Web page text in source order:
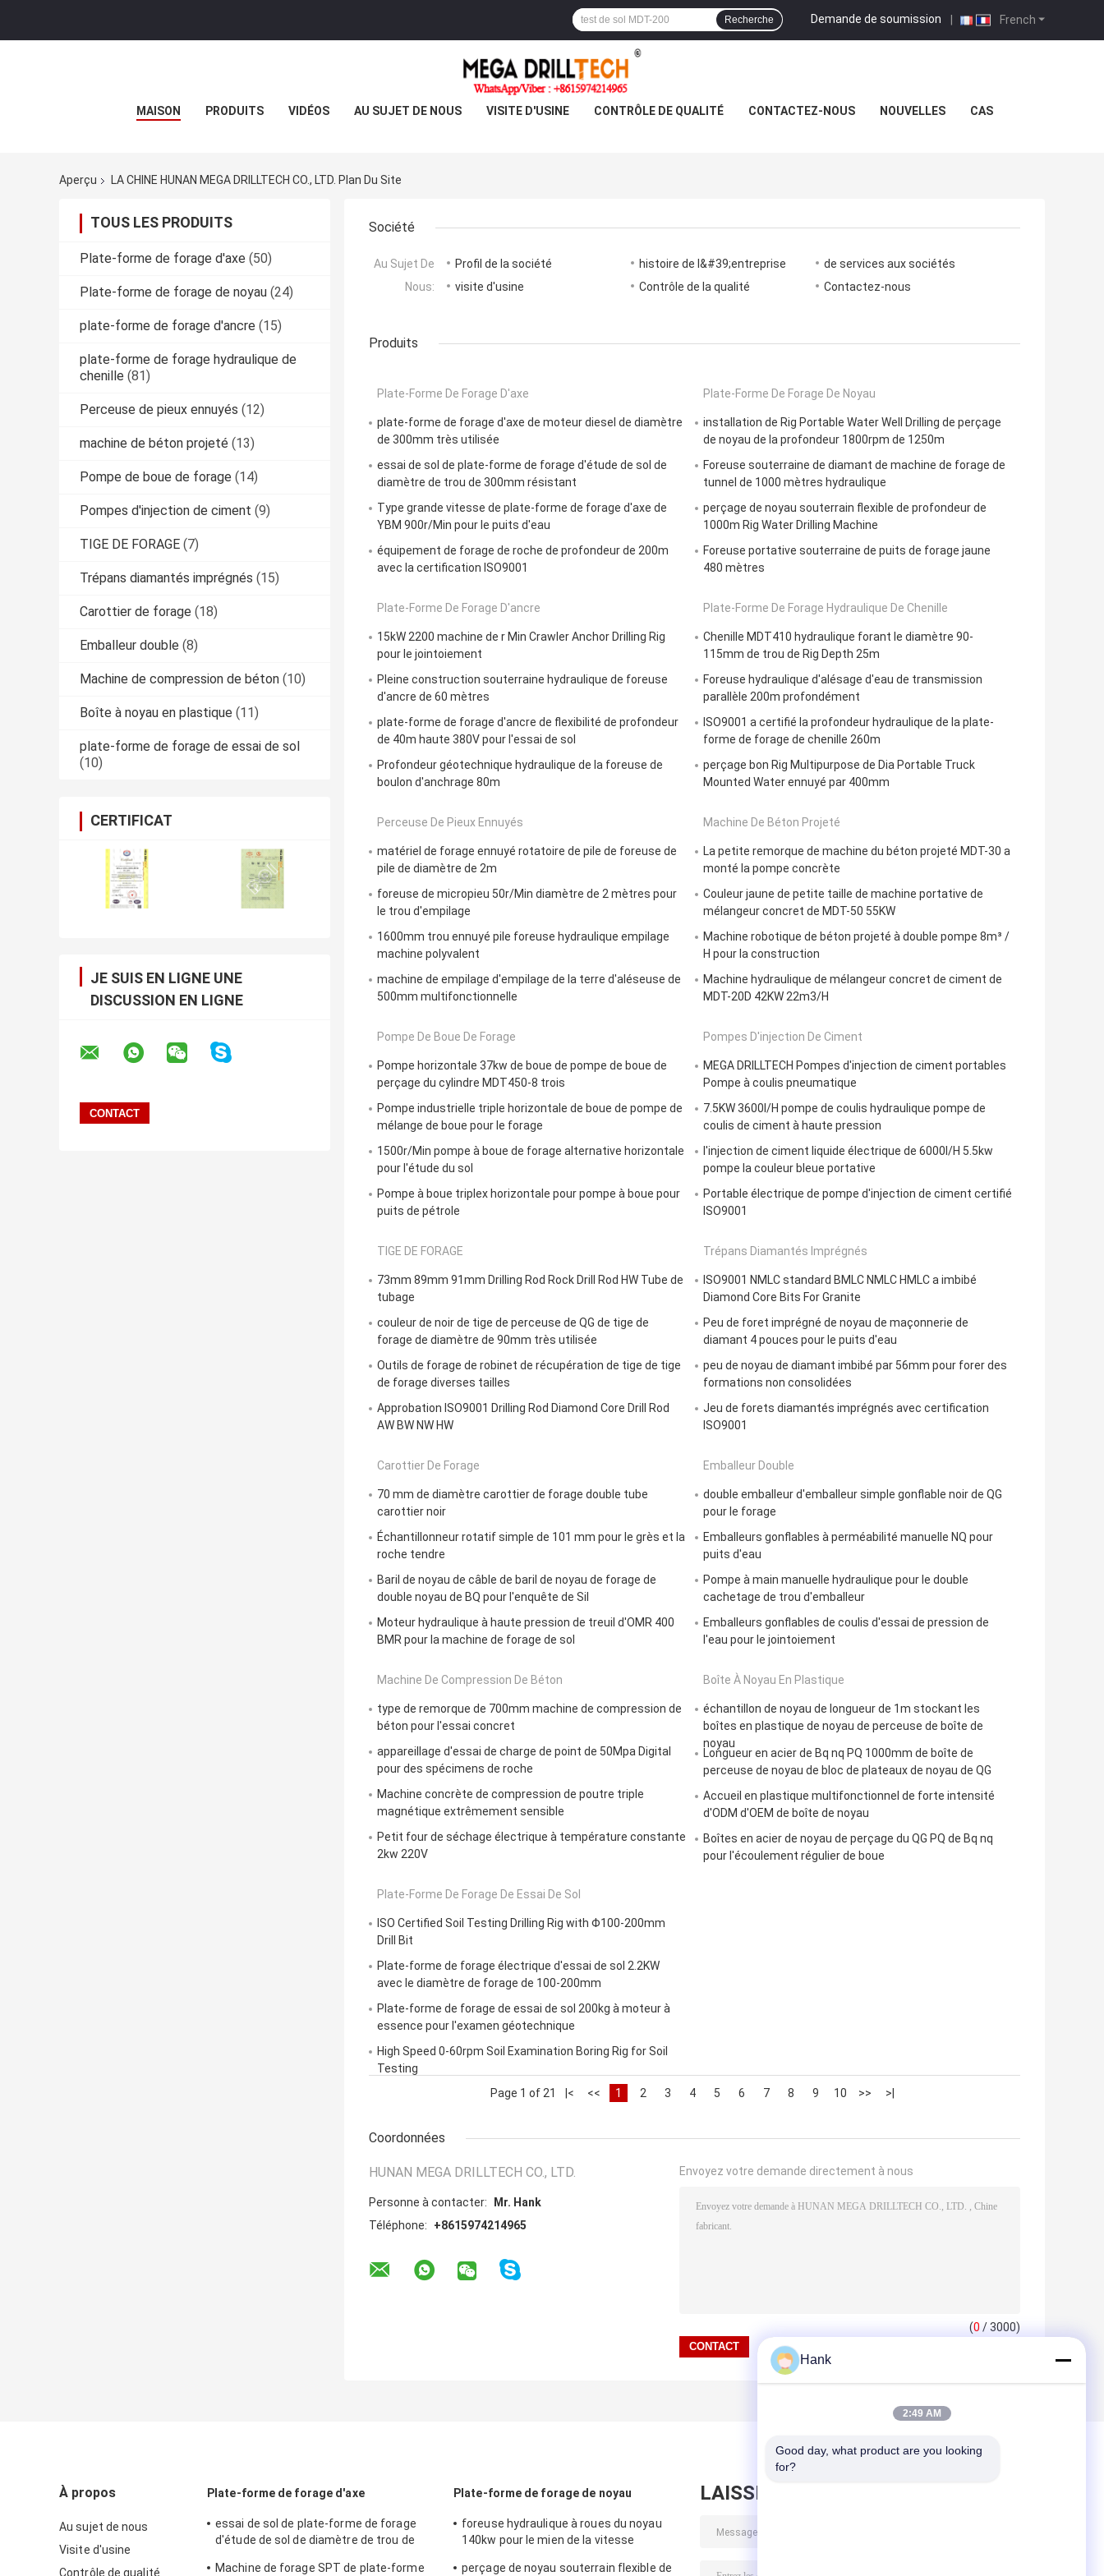
French
Demande de soumission |
Recherche
MAISON PRODUITS VIDÉOS AU SUJET DE NOUS VISITE D'USINE CONTRÔLE DE QUALITÉ CONTACTEZ-NOUS NOUVELLES CAS
Aperçu LA CHINE HUNAN MEGA DRILLTECH CO., LTD. Plan Du Site
TOUS LES PRODUITS
Plate-forme de forage d'axe (50)
Plate-forme de forage de noyau (24)
plate-forme de forage d'ancre (15)
plate-forme de forage hydraulique de
chenille (81)
Perceuse de pieux ennuyés (12)
machine de béton projeté (13)
Pompe de boue de forage (14)
Pompes d'injection de ciment (9)
TIGE DE FORAGE (7)
Trépans diamantés imprégnés (15)
Carottier de forage (18)
Emballeur double (8)
Machine de compression de béton (10)
Boîte à noyau en plastique (11)
plate-forme de forage de essai de sol
(10)
CERTIFICAT
JE SUIS EN LIGNE UNE
DISCUSSION EN LIGNE
Société
Au Sujet De
Nous:
Profil de la société histoire de l&#39;entreprise
de services aux sociétés
visite d'usine
Contrôle de la qualité Contactez-nous
Produits
Plate-Forme De Forage D'axe
plate-forme de forage d'axe de moteur diesel de diamètre
de 300mm très utilisée
essai de sol de plate-forme de forage d'étude de sol de
diamètre de trou de 300mm résistant
Type grande vitesse de plate-forme de forage d'axe de
YBM 900r/Min pour le puits d'eau
équipement de forage de roche de profondeur de 200m
avec la certification ISO9001
Plate-Forme De Forage De Noyau
installation de Rig Portable Water Well Drilling de perçage
de noyau de la profondeur 1800rpm de 1250m
Foreuse souterraine de diamant de machine de forage de
tunnel de 1000 mètres hydraulique
perçage de noyau souterrain flexible de profondeur de
1000m Rig Water Drilling Machine
Foreuse portative souterraine de puits de forage jaune
480 mètres
Plate-Forme De Forage D'ancre
15kW 2200 machine de r Min Crawler Anchor Drilling Rig
pour le jointoiement
Pleine construction souterraine hydraulique de foreuse
d'ancre de 60 mètres
plate-forme de forage d'ancre de flexibilité de profondeur
de 40m haute 380V pour l'essai de sol
Profondeur géotechnique hydraulique de la foreuse de
boulon d'anchrage 80m
Plate-Forme De Forage Hydraulique De Chenille
Chenille MDT410 hydraulique forant le diamètre 90-
115mm de trou de Rig Depth 25m
Foreuse hydraulique d'alésage d'eau de transmission
parallèle 200m profondément
ISO9001 a certifié la profondeur hydraulique de la plate-
forme de forage de chenille 260m
perçage bon Rig Multipurpose de Dia Portable Truck
Mounted Water ennuyé par 400mm
Perceuse De Pieux Ennuyés
matériel de forage ennuyé rotatoire de pile de foreuse de
pile de diamètre de 2m
foreuse de micropieu 50r/Min diamètre de 2 mètres pour
le trou d'empilage
1600mm trou ennuyé pile foreuse hydraulique empilage
machine polyvalent
machine de empilage d'empilage de la terre d'aléseuse de
500mm multifonctionnelle
Machine De Béton Projeté
La petite remorque de machine du béton projeté MDT-30 a
monté la pompe concrète
Couleur jaune de petite taille de machine portative de
mélangeur concret de MDT-50 55KW
Machine robotique de béton projeté à double pompe 8m³ /
H pour la construction
Machine hydraulique de mélangeur concret de ciment de
MDT-20D 42KW 22m3/H
Pompe De Boue De Forage
Pompe horizontale 37kw de boue de pompe de boue de
perçage du cylindre MDT450-8 trois
Pompe industrielle triple horizontale de boue de pompe de
mélange de boue pour le forage
1500r/Min pompe à boue de forage alternative horizontale
pour l'étude du sol
Pompe à boue triplex horizontale pour pompe à boue pour
puits de pétrole
Pompes D'injection De Ciment
MEGA DRILLTECH Pompes d'injection de ciment portables
Pompe à coulis pneumatique
7.5KW 3600l/H pompe de coulis hydraulique pompe de
coulis de ciment à haute pression
l'injection de ciment liquide électrique de 6000l/H 5.5kw
pompe la couleur bleue portative
Portable électrique de pompe d'injection de ciment certifié
ISO9001
TIGE DE FORAGE
73mm 89mm 91mm Drilling Rod Rock Drill Rod HW Tube de
tubage
couleur de noir de tige de perceuse de QG de tige de
forage de diamètre de 90mm très utilisée
Outils de forage de robinet de récupération de tige de tige
de forage diverses tailles
Approbation ISO9001 Drilling Rod Diamond Core Drill Rod
AW BW NW HW
Trépans Diamantés Imprégnés
ISO9001 NMLC standard BMLC NMLC HMLC a imbibé
Diamond Core Bits For Granite
Peu de foret imprégné de noyau de maçonnerie de
diamant 4 pouces pour le puits d'eau
peu de noyau de diamant imbibé par 56mm pour forer des
formations non consolidées
Jeu de forets diamantés imprégnés avec certification
ISO9001
Carottier De Forage
70 mm de diamètre carottier de forage double tube
carottier noir
Échantillonneur rotatif simple de 101 mm pour le grès et la
roche tendre
Baril de noyau de câble de baril de noyau de forage de
double noyau de BQ pour l'enquête de Sil
Moteur hydraulique à haute pression de treuil d'OMR 400
BMR pour la machine de forage de sol
Emballeur Double
double emballeur d'emballeur simple gonflable noir de QG
pour le forage
Emballeurs gonflables à perméabilité manuelle NQ pour
puits d'eau
Pompe à main manuelle hydraulique pour le double
cachetage de trou d'emballeur
Emballeurs gonflables de coulis d'essai de pression de
l'eau pour le jointoiement
Machine De Compression De Béton
type de remorque de 700mm machine de compression de
béton pour l'essai concret
appareillage d'essai de charge de point de 50Mpa Digital
pour des spécimens de roche
Machine concrète de compression de poutre triple
magnétique extrêmement sensible
Petit four de séchage électrique à température constante
2kw 220V
Boîte À Noyau En Plastique
échantillon de noyau de longueur de 1m stockant les
boîtes en plastique de noyau de perceuse de boîte de
noyau
Longueur en acier de Bq nq PQ 1000mm de boîte de
perceuse de noyau de bloc de plateaux de noyau de QG
Accueil en plastique multifonctionnel de forte intensité
d'ODM d'OEM de boîte de noyau
Boîtes en acier de noyau de perçage du QG PQ de Bq nq
pour l'écoulement régulier de boue
Plate-Forme De Forage De Essai De Sol
ISO Certified Soil Testing Drilling Rig with Φ100-200mm
Drill Bit
Plate-forme de forage électrique d'essai de sol 2.2KW
avec le diamètre de forage de 100-200mm
Plate-forme de forage de essai de sol 200kg à moteur à
essence pour l'examen géotechnique
High Speed 0-60rpm Soil Examination Boring Rig for Soil
Testing
Page 1 of 21
|< << 1 2 3 4 5 6 7 8 9 10 >> >|
Coordonnées
HUNAN MEGA DRILLTECH CO., LTD.
Personne à contacter:
Mr. Hank
Téléphone:
+8615974214965
Envoyez votre demande directement à nous
(0 / 3000)
À propos
Au sujet de nous
Visite d'usine
Contrôle de qualité
Plate-forme de forage d'axe
essai de sol de plate-forme de forage
d'étude de sol de diamètre de trou de
Machine de forage SPT de plate-forme
Plate-forme de forage de noyau
foreuse hydraulique à roues du noyau
140kw pour le mien de la vitesse
perçage de noyau souterrain flexible de
LAISSEZ UN MESSAGE
Hank
2:49 AM
Good day, what product are you looking
for?